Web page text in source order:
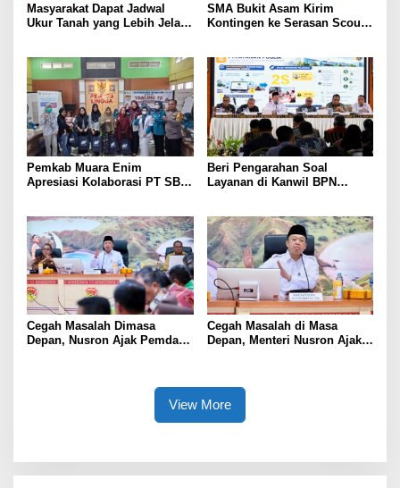
Masyarakat Dapat Jadwal
Ukur Tanah yang Lebih Jelas
SMA Bukit Asam Kirim
Kontingen ke Serasan Scout
Siswa
Pemkab Muara Enim
Apresiasi Kolaborasi PT SBS
Beri Pengarahan Soal
Layanan di Kanwil BPN
Pandang Masyarakat
Cegah Masalah Dimasa
Depan, Nusron Ajak Pemda
Cegah Masalah di Masa
Depan, Menteri Nusron Ajak
View More